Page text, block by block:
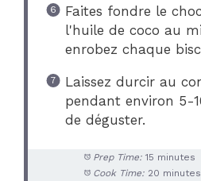
Faites fondre le
l'huile de coco au
enrobez chaque
Laissez durcir au
pendant environ 5-
de déguster.
Prep Time: 15 minutes
Cook Time: 20 minutes